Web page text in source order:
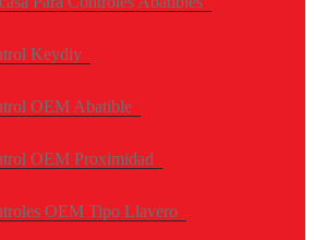
Keydiy
OEM Abatible
OEM Proximidad
OEM Tipo Llavero